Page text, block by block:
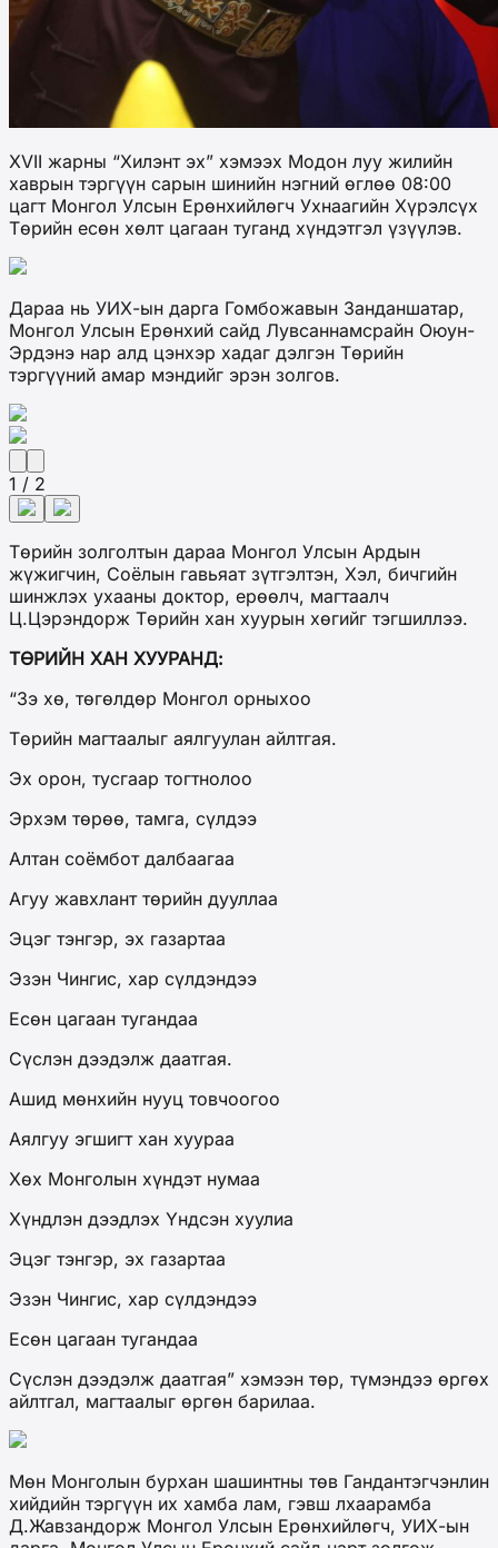
XVII жарны “Хилэнт эх” хэмээх Модон луу жилийн
хаврын тэргүүн сарын шинийн нэгний өглөө 08:00
цагт Монгол Улсын Ерөнхийлөгч Ухнаагийн Хүрэлсүх
Төрийн есөн хөлт цагаан туганд хүндэтгэл үзүүлэв.
Дараа нь УИХ-ын дарга Гомбожавын Занданшатар,
Монгол Улсын Ерөнхий сайд Лувсаннамсрайн Оюун-
Эрдэнэ нар алд цэнхэр хадаг дэлгэн Төрийн
тэргүүний амар мэндийг эрэн золгов.
1 / 2
Төрийн золголтын дараа Монгол Улсын Ардын
жүжигчин, Соёлын гавьяат зүтгэлтэн, Хэл, бичгийн
шинжлэх ухааны доктор, ерөөлч, магтаалч
Ц.Цэрэндорж Төрийн хан хуурын хөгийг тэгшиллээ.
ТӨРИЙН ХАН ХУУРАНД:
“Зэ хө, төгөлдөр Монгол орныхоо
Төрийн магтаалыг аялгуулан айлтгая.
Эх орон, тусгаар тогтнолоо
Эрхэм төрөө, тамга, сүлдээ
Алтан соёмбот далбаагаа
Агуу жавхлант төрийн дууллаа
Эцэг тэнгэр, эх газартаа
Эзэн Чингис, хар сүлдэндээ
Есөн цагаан тугандаа
Сүслэн дээдэлж даатгая.
Ашид мөнхийн нууц товчоогоо
Аялгуу эгшигт хан хуураа
Хөх Монголын хүндэт нумаа
Хүндлэн дээдлэх Үндсэн хуулиа
Эцэг тэнгэр, эх газартаа
Эзэн Чингис, хар сүлдэндээ
Есөн цагаан тугандаа
Сүслэн дээдэлж даатгая” хэмээн төр, түмэндээ өргөх
айлтгал, магтаалыг өргөн барилаа.
Мөн Монголын бурхан шашинтны төв Гандантэгчэнлин
хийдийн тэргүүн их хамба лам, гэвш лхаарамба
Д.Жавзандорж Монгол Улсын Ерөнхийлөгч, УИХ-ын